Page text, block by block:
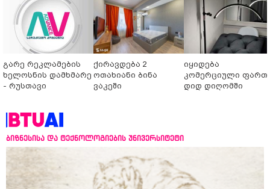
გარე რეკლამების
ხელოსნის დამხმარე
- რუსთავი
ქირავდება 2
ოთახიანი ბინა
ვაკეში
იყიდება
კომერციული
დიდ დიღომში
ბიზნესისა და ტექნოლოგიების უნივერსიტეტი